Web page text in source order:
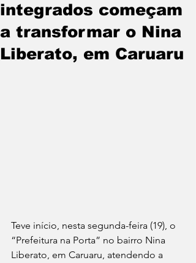
integrados começam
a transformar o Nina
Liberato, em Caruaru
Teve início, nesta segunda-feira (19), o
“Prefeitura na Porta” no bairro Nina
Liberato, em Caruaru, atendendo a